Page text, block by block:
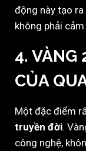
động này tạo
không phải
4. VÀNG
CỦA
Một đặc điểm
truyền đời.
công nghệ,